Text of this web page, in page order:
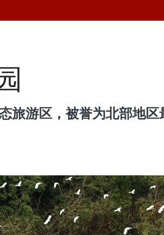
旅游区，被誉为北部地